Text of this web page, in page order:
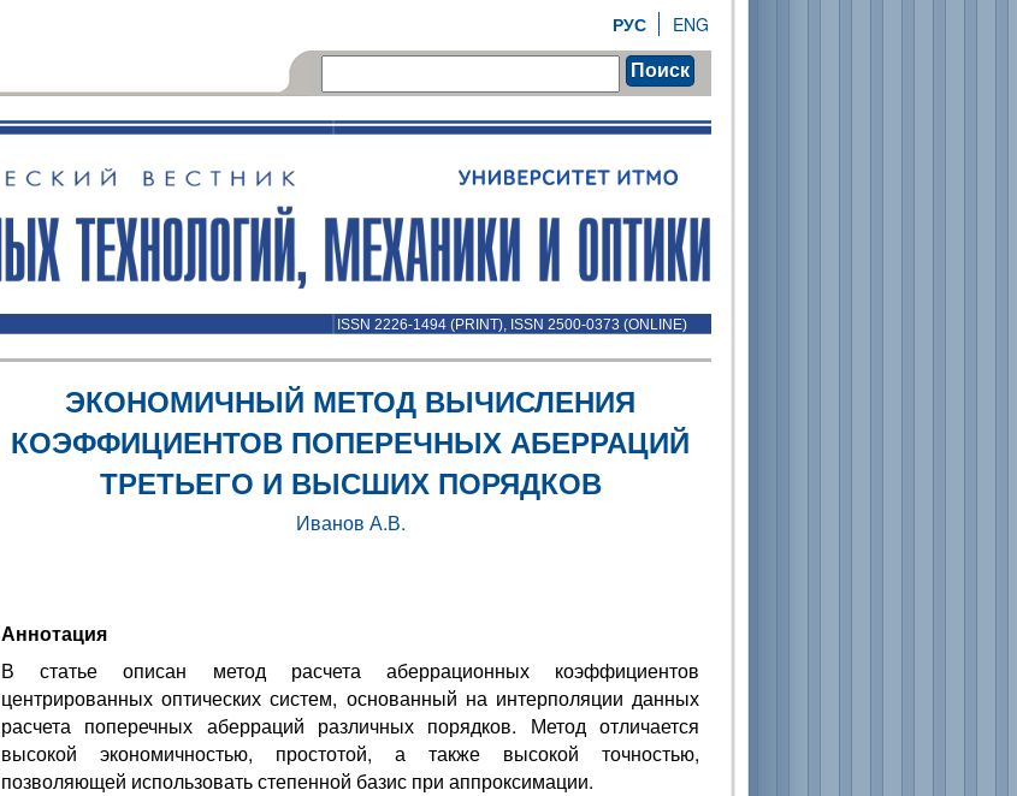
ENG
РУС
Поиск
ISSN 2226-1494 (PRINT), ISSN 2500-0373 (ONLINE)
ЭКОНОМИЧНЫЙ МЕТОД ВЫЧИСЛЕНИЯ
КОЭФФИЦИЕНТОВ ПОПЕРЕЧНЫХ АБЕРРАЦИЙ
ТРЕТЬЕГО И ВЫСШИХ ПОРЯДКОВ
Иванов А.В.
Аннотация
В статье описан метод расчета аберрационных коэффициентов
центрированных оптических систем, основанный на интерполяции данных
расчета поперечных аберраций различных порядков. Метод отличается
высокой экономичностью, простотой, а также высокой точностью,
позволяющей использовать степенной базис при аппроксимации.